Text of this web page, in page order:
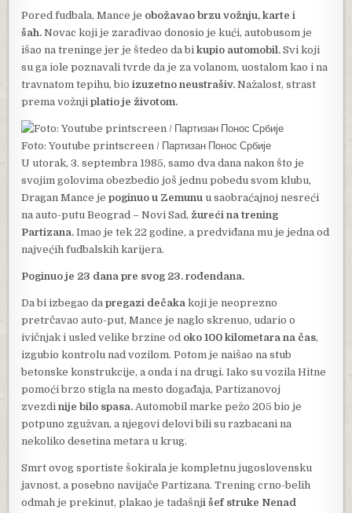
Pored fudbala, Mance je obožavao brzu vožnju, karte i
šah. Novac koji je zarađivao donosio je kući, autobusom je
išao na treninge jer je štedeo da bi kupio automobil. Svi koji
su ga iole poznavali tvrde da je za volanom, uostalom kao i na
travnatom tepihu, bio izuzetno neustrašiv. Nažalost, strast
prema vožnjiplatio je životom.
Foto: Youtube printscreen / Партизан Понос Србије
U utorak, 3. septembra 1985, samo dva dana nakon što je
svojim golovima obezbedio još jednu pobedu svom klubu,
Dragan Mance je poginuo u Zemunu u saobraćajnoj nesreći
na auto-putu Beograd – Novi Sad, žureći na trening
Partizana. Imao je tek 22 godine, a predviđana mu je jedna od
najvećih fudbalskih karijera.
Poginuo je 23 dana pre svog 23. rođendana.
Da bi izbegao dapregazi dečaka koji je neoprezno
pretrčavao auto-put, Mance je naglo skrenuo, udario o
ivičnjak i usled velike brzine od oko 100 kilometara na čas,
izgubio kontrolu nad vozilom. Potom je naišao na stub
betonske konstrukcije, a onda i na drugi. Iako su vozila Hitne
pomoći brzo stigla na mesto događaja, Partizanovoj
zvezdinije bilo spasa. Automobil marke pežo 205 bio je
potpuno zgužvan, a njegovi delovi bili su razbacani na
nekoliko desetina metara u krug.
Smrt ovog sportiste šokirala je kompletnu jugoslovensku
javnost, a posebno navijače Partizana. Trening crno-belih
odmah je prekinut, plakao je tadašnji šef struke Nenad